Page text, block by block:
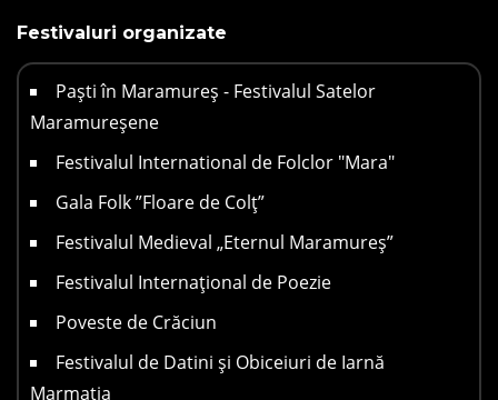
Festivaluri organizate
Paști în Maramureș - Festivalul Satelor
Maramureșene
Festivalul International de Folclor "Mara"
Gala Folk ”Floare de Colț”
Festivalul Medieval „Eternul Maramureș”
Festivalul Internațional de Poezie
Poveste de Crăciun
Festivalul de Datini și Obiceiuri de Iarnă
Marmația